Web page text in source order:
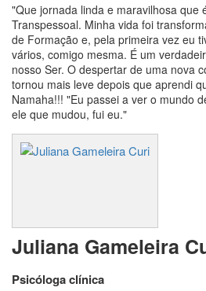
"Que jornada linda e maravilhosa que
Transpessoal. Minha vida foi
de Formação e, pela primeira vez eu
vários, comigo mesma. É um
nosso Ser. O despertar de uma nova
tornou mais leve depois que aprendi
Namaha!!! "Eu passei a ver o mundo
ele que mudou, fui eu."
Juliana Gameleira
Psicóloga clínica